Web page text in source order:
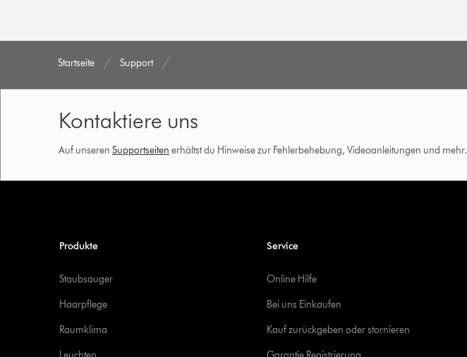
Startseite Support
Kontaktiere uns
Auf unseren Supportseiten erhältst du Hinweise zur Fehlerbehebung, Videoanleitungen und mehr.
Produkte
Staubsauger
Haarpflege
Raumklima
Service
Online Hilfe
Bei uns Einkaufen
Kauf zurückgeben oder stornieren